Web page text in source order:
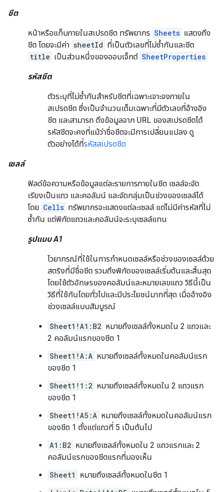
ชีต
หน้าหรือแท็บภายในสเปรดชีต ทรัพยากร Sheets แสดงถึง
ชีต โดยจะมีค่า sheetId ที่เป็นตัวเลขที่ไม่ซ้ำกันและชีต
title เป็นส่วนหนึ่งของออบเจ็กต์ SheetProperties
รหัสชีต
ตัวระบุที่ไม่ซ้ำกันสำหรับชีตที่เฉพาะเจาะจงภายใน
สเปรดชีต ซึ่งเป็นจำนวนเต็มเฉพาะที่มีตัวเลขที่อ้างอิง
ชีต และสามารถ ดึงข้อมูลจาก URL ของสเปรดชีตได้
รหัสชีตจะคงที่แม้ว่าชื่อชีตจะมีการเปลี่ยนแปลง ดู
ตัวอย่างได้ที่รหัสสเปรดชีต
เซลล์
ฟิลด์ข้อความหรือข้อมูลแต่ละรายการภายในชีต เซลล์จะจัด
เรียงเป็นแถว และคอลัมน์ และจัดกลุ่มเป็นช่วงของเซลล์ได้
โดย Cells ทรัพยากรจะแสดงแต่ละเซลล์ แต่ไม่มีค่ารหัสที่ไม่
ซ้ำกัน แต่พิกัดแถวและคอลัมน์จะระบุเซลล์แทน
รูปแบบ A1
ไวยากรณ์ที่ใช้ในการกำหนดเซลล์หรือช่วงของเซลล์ด้วย
สตริงที่มีชื่อชีต รวมถึงพิกัดของเซลล์เริ่มต้นและสิ้นสุด
โดยใช้ตัวอักษรของคอลัมน์และหมายเลขแถว วิธีนี้เป็น
วิธีที่ใช้กันโดยทั่วไปและมีประโยชน์มากที่สุด เมื่ออ้างอิง
ช่วงเซลล์แบบสัมบูรณ์
Sheet1!A1:B2 หมายถึงเซลล์ทั้งหมดใน 2 แถวและ
2 คอลัมน์แรกของชีต 1
Sheet1!A:A หมายถึงเซลล์ทั้งหมดในคอลัมน์แรก
ของชีต 1
Sheet1!1:2 หมายถึงเซลล์ทั้งหมดใน 2 แถวแรก
ของชีต 1
Sheet1!A5:A หมายถึงเซลล์ทั้งหมดในคอลัมน์แรก
ของชีต 1 ตั้งแต่แถวที่ 5 เป็นต้นไป
A1:B2 หมายถึงเซลล์ทั้งหมดใน 2 แถวแรกและ 2
คอลัมน์แรกของชีตแรกที่มองเห็น
Sheet1
หมายถึงเซลล์ทั้งหมดในชีต 1